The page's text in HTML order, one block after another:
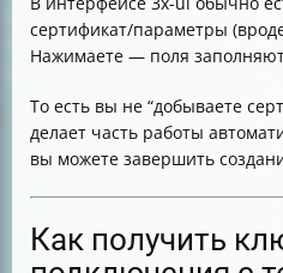
сертификат/параметры
Нажимаете — поля
То есть вы не “добываете
делает часть работы
вы можете завершить
Как получить